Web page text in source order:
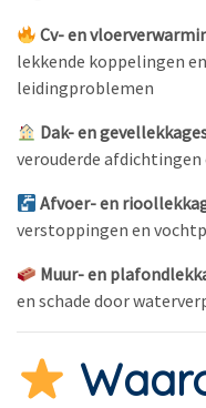
Cv- en
lekkende koppelingen
leidingproblemen
Dak- en
verouderde afdichtingen
Afvoer- en
verstoppingen en
Muur- en
en schade door